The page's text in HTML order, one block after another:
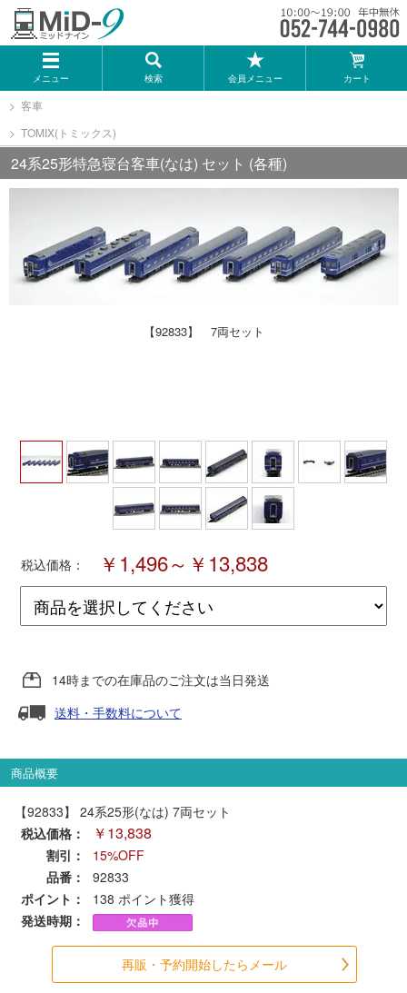
メニュー 検索 会員メニュー カート
メーカー一覧
TOMIX
KATO
トミーテック
ポポンデッタ
MODEMO(モデモ)
トラムウェイ
セール品・キャンペーン
セール商品
走行エリア別 鉄道模型車両リスト
関東
客車
TOMIX(トミックス)
24系25形特急寝台客車(なは) セット (各種)
【92833】 7両セット
税込価格： ￥1,496～￥13,838
14時までの在庫品のご注文は当日発送
送料・手数料について
商品概要
【92833】 24系25形(なは) 7両セット
税込価格：
￥13,838
割引：
15%OFF
品番：
92833
ポイント：
138 ポイント獲得
発送時期：
再販・予約開始したらメール